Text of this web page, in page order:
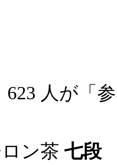
623 人が「
ン茶 七段